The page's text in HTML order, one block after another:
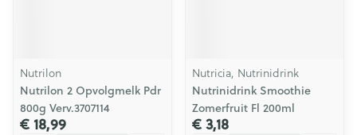
Nutrilon
Nutrilon 2 Opvolgmelk Pdr
800g Verv.3707114
€ 18,99
Nutricia, Nutrinidrink
Nutrinidrink Smoothie
Zomerfruit Fl 200ml
€ 3,18